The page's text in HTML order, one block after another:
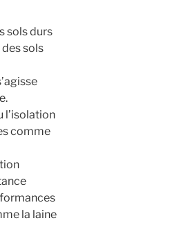
sols durs
sols
l’isolation
comme
la laine